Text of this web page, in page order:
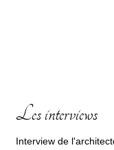
Les interviews
Interview de